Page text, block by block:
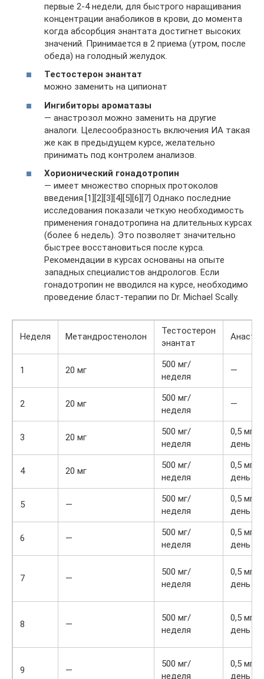
первые 2-4 недели, для быстрого наращивания
концентрации анаболиков в крови, до момента
когда абсорбция энантата достигнет высоких
значений. Принимается в 2 приема (утром, после
обеда) на голодный желудок.
Тестостерон энантат
можно заменить на ципионат
Ингибиторы ароматазы
— анастрозол можно заменить на другие
аналоги. Целесообразность включения ИА такая
же как в предыдущем курсе, желательно
принимать под контролем анализов.
Хорионический гонадотропин
— имеет множество спорных протоколов
введения.[1][2][3][4][5][6][7] Однако последние
исследования показали четкую необходимость
применения гонадотропина на длительных курсах
(более 6 недель). Это позволяет значительно
быстрее восстановиться после курса.
Рекомендации в курсах основаны на опыте
западных специалистов андрологов. Если
гонадотропин не вводился на курсе, необходимо
проведение бласт-терапии по Dr. Michael Scally.
Неделя Метандростенолон
Тестостерон
энантат
1 20 мг
500 мг/
неделя
—
2 20 мг
500 мг/
неделя
—
3 20 мг
500 мг/
неделя
0,5 мг
день
4 20 мг
500 мг/
неделя
0,5 мг
день
5 —
500 мг/
неделя
0,5 мг
день
6 —
500 мг/
неделя
0,5 мг
день
7 —
500 мг/
неделя
0,5 мг
день
8 —
500 мг/
неделя
0,5 мг
день
9 —
500 мг/
неделя
0,5 мг
день